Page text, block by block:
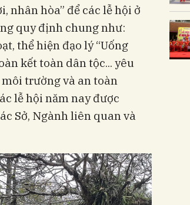
nhân hòa” để các lễ hội ở
quy định chung như:
thể hiện đạo lý “Uống
kết toàn dân tộc... yêu
trường và an toàn
lễ hội năm nay được
Sở, Ngành liên quan và